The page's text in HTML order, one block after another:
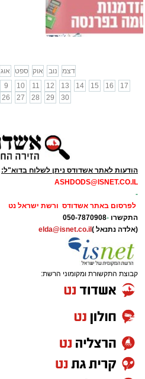
אוג ספט אוק נוב
דצמ
9 10 11 12 13 14 15 16
17
26 27 28 29 30
הודעות לאתר אשדודס ניתן לשלוח בדוא"ל:
ASHDODS@ISNET.CO.IL
-
לפרסום באתר אשדודס ורשת ישראל נט
התקשרו -
050-7870908
(אלדה נתנאל ) elda@isnet.co.il
קבוצת התקשורת ומקומוני הרשת: